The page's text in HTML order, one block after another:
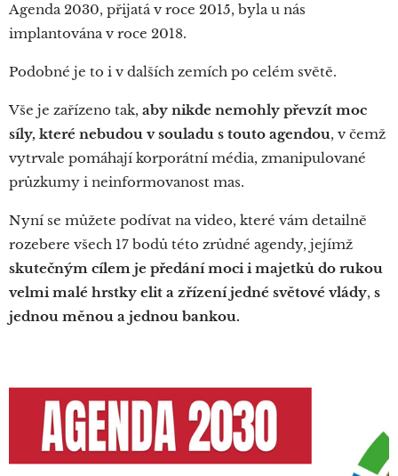
Agenda 2030, přijatá v roce 2015, byla u nás
implantována v roce 2018.
Podobné je to i v dalších zemích po celém světě.
Vše je zařízeno tak, aby nikde nemohly převzít moc
síly, které nebudou v souladu s touto agendou, v čemž
vytrvale pomáhají korporátní média, zmanipulované
průzkumy i neinformovanost mas.
Nyní se můžete podívat na video, které vám detailně
rozebere všech 17 bodů této zrůdné agendy, jejímž
skutečným cílem je předání moci i majetků do rukou
velmi malé hrstky elit a zřízení jedné světové vlády, s
jednou měnou a jednou bankou.